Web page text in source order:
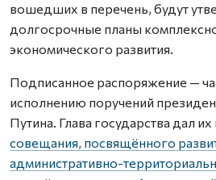
вошедших в перечень, будут
долгосрочные планы
экономического развития.
Подписанное распоряжение —
исполнению поручений
Путина. Глава государства дал
совещания, посвящённого
административно-